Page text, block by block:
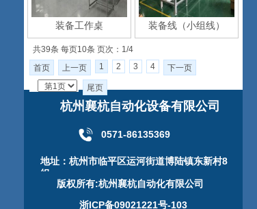
装备工作桌 装备线（小组线）
共39条 每页10条 页次：1/4
首页
上一页 1 2 3 4 下一页
尾页
杭州襄杭自动化设备有限公司
地址：杭州市临平区运河街道博陆镇东新村8
组
版权所有:杭州襄杭自动化有限公司
0571-86135369
浙ICP备09021221号-103